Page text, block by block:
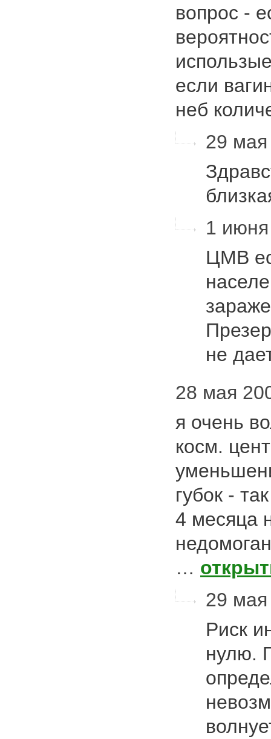
вопрос -
если
неб
29 мая
1
ЦМВ
не
28 мая
я очень
косм.
губок -
4 месяца
…
29 мая
Риск
нулю.